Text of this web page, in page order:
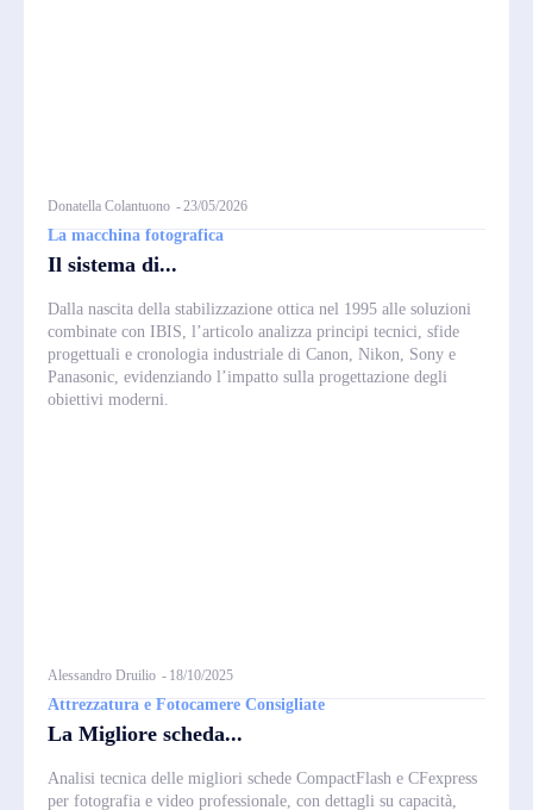
Donatella Colantuono -23/05/2026
La macchina fotografica
Il sistema di...
Dalla nascita della stabilizzazione ottica nel 1995 alle soluzioni
combinate con IBIS, l’articolo analizza principi tecnici, sfide
progettuali e cronologia industriale di Canon, Nikon, Sony e
Panasonic, evidenziando l’impatto sulla progettazione degli
obiettivi moderni.
Alessandro Druilio - 18/10/2025
Attrezzatura e Fotocamere Consigliate
La Migliore scheda...
Analisi tecnica delle migliori schede CompactFlash e CFexpress
per fotografia e video professionale, con dettagli su capacità,